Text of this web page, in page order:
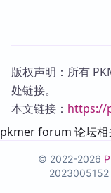
版权声明：所有
处链接。
本文链接： https://
pkmer forum 论坛相
© 2022-2026
2023005152